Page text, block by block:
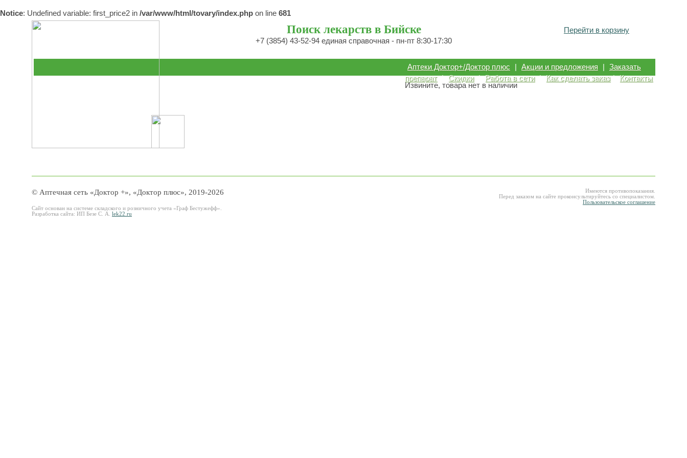
Notice: Undefined variable: first_price2 in /var/www/html/tovary/index.php on line 681
Поиск лекарств в Бийске
+7 (3854) 43-52-94 единая справочная - пн-пт 8:30-17:30
Перейти в корзину
Аптеки Доктор+/Доктор плюс | Акции и предложения | Заказать
препарат | Скидки | Работа в сети | Как сделать заказ | Контакты
Извините, товара нет в наличии
© Аптечная сеть «Доктор +», «Доктор плюс», 2019-2026
Сайт основан на системе складского и розничного учета «Граф Бестужефф».
Разработка сайта: ИП Безе С. А. lek22.ru
Имеются противопоказания.
Перед заказом на сайте проконсультируйтесь со специалистом.
Пользовательское соглашение